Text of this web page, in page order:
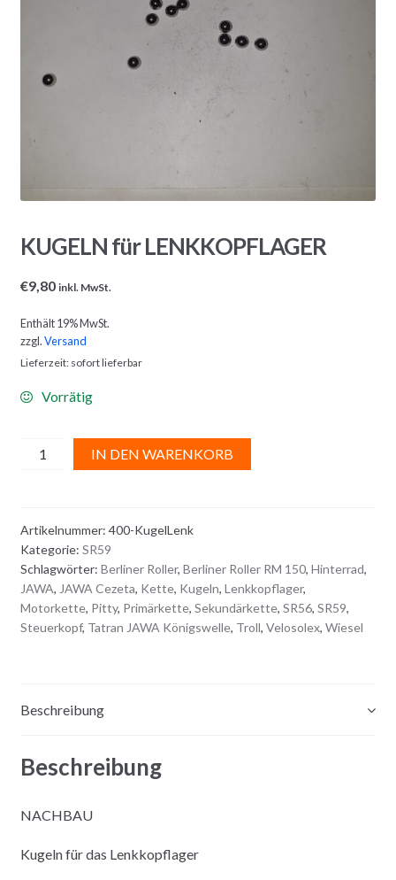
KUGELN für LENKKOPFLAGER
€9,80 inkl. MwSt.
Enthält 19% MwSt.
zzgl.Versand
Lieferzeit: sofort lieferbar
Vorrätig
KUGELN
IN DEN WARENKORB
a
t
i
Artikelnummer: 400-KugelLenk
Kategorie: SR59
Schlagwörter: Berliner Roller, Berliner Roller RM 150, Hinterrad,
JAWA, JAWA Cezeta, Kette, Kugeln, Lenkkopflager,
Motorkette, Pitty, Primärkette, Sekundärkette, SR56, SR59,
Steuerkopf, Tatran JAWA Königswelle, Troll, Velosolex, Wiesel
Beschreibung
Beschreibung
NACHBAU
Kugeln für das Lenkkopflager